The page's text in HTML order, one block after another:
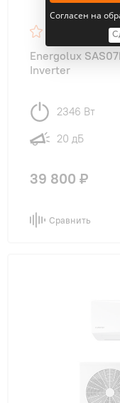
Energolux
Inverter
2346 Вт
20 дБ
39 800 ₽
Сравнить
Согласен на